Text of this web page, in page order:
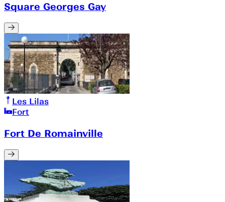
Square Georges Gay
Les Lilas
Fort
Fort De Romainville